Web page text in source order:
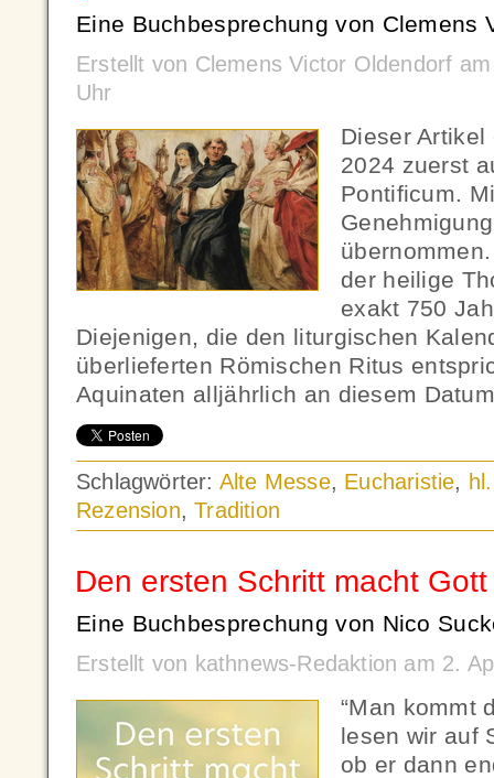
Eine Buchbesprechung von Clemens
Erstellt von Clemens Victor Oldendorf
Uhr
Dieser
2024 zuerst
Pontificum.
der heilige
exakt 750
Diejenigen, die den liturgischen
überlieferten Römischen Ritus
Aquinaten alljährlich an diesem
Schlagwörter: Alte Messe, Eucharistie,
Rezension,Tradition
Den ersten Schritt macht Gott
Eine Buchbesprechung von Nico
Erstellt von kathnews-Redaktion am 2.
“Man kommt
lesen wir auf
ob er dann